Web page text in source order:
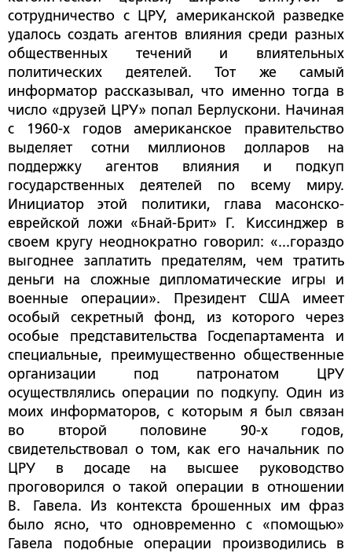
сотрудничество с ЦРУ, американской разведке
удалось создать агентов влияния среди разных
общественных течений и влиятельных
политических деятелей. Тот же самый
информатор рассказывал, что именно тогда в
число «друзей ЦРУ» попал Берлускони. Начиная
с 1960-х годов американское правительство
выделяет сотни миллионов долларов на
поддержку агентов влияния и подкуп
государственных деятелей по всему миру.
Инициатор этой политики, глава масонско-
еврейской ложи «Бнай-Брит» Г. Киссинджер в
своем кругу неоднократно говорил: «...гораздо
выгоднее заплатить предателям, чем тратить
деньги на сложные дипломатические игры и
военные операции». Президент США имеет
особый секретный фонд, из которого через
особые представительства Госдепартамента и
специальные, преимущественно общественные
организации под патронатом ЦРУ
осуществлялись операции по подкупу. Один из
моих информаторов, с которым я был связан
во второй половине 90-х годов,
свидетельствовал о том, как его начальник по
ЦРУ в досаде на высшее руководство
проговорился о такой операции в отношении
В. Гавела. Из контекста брошенных им фраз
было ясно, что одновременно с «помощью»
Гавела подобные операции производились в